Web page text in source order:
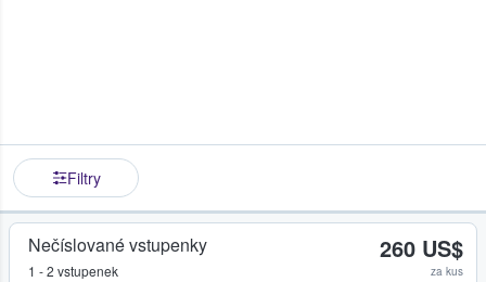
Filtry
Nečíslované vstupenky
1 - 2 vstupenek
260 US$
za kus